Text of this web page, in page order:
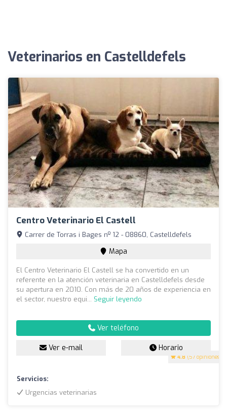
Veterinarios en Castelldefels
Centro Veterinario El Castell
4.8 (57 opiniones)
Carrer de Torras i Bages nº 12 - 08860, Castelldefels
Mapa
El Centro Veterinario El Castell se ha convertido en un
referente en la atención veterinaria en Castelldefels desde
su apertura en 2010. Con más de 20 años de experiencia en
el sector, nuestro equi... Seguir leyendo
Ver teléfono
Ver e-mail Horario
Servicios:
Urgencias veterinarias